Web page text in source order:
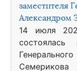
заместителя
Александром
14 июля
состоялась